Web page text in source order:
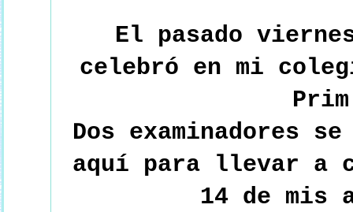
El pasado
celebró en mi
Dos examinadores
aquí para llevar a
14 de mis